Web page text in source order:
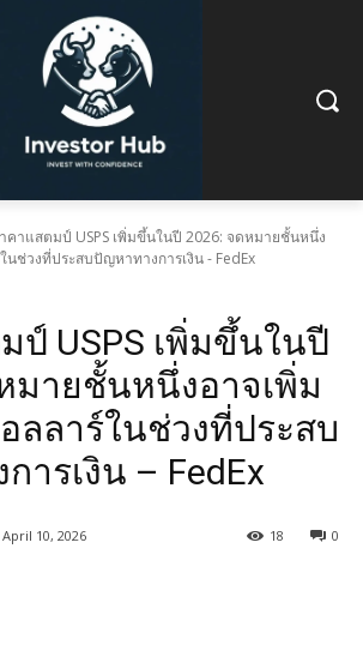
คาแสตมป์ USPS เพิ่มขึ้นในปี 2026: จดหมายชั้นหนึ่ง
นช่วงที่ประสบปัญหาทางการเงิน - FedEx
ป์ USPS เพิ่มขึ้นในปี
มายชั้นหนึ่งอาจเพิ่ม
ลลาร์ในช่วงที่ประสบ
ารเงิน – FedEx
April 10, 2026 0
18